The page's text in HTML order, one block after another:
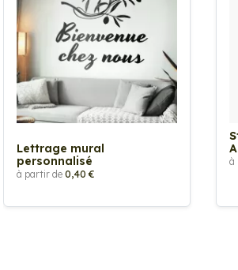
Lettrage mural
personnalisé
à partir de 0,40 €
à